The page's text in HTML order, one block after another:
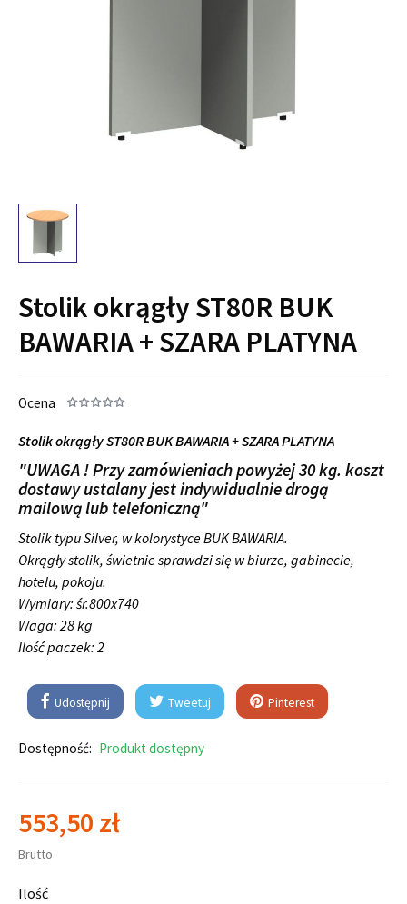
Stolik okrągły ST80R BUK
BAWARIA + SZARA PLATYNA
Ocena
Stolik okrągły ST80R BUK BAWARIA + SZARA PLATYNA
"UWAGA ! Przy zamówieniach powyżej 30 kg. koszt
dostawy ustalany jest indywidualnie drogą
mailową lub telefoniczną"
Stolik typu Silver, w kolorystyce BUK BAWARIA.
Okrągły stolik, świetnie sprawdzi się w biurze, gabinecie,
hotelu, pokoju.
Wymiary: śr.800x740
Waga: 28 kg
Ilość paczek: 2
Udostępnij Tweetuj Pinterest
Dostępność: Produkt dostępny
553,50 zł
Brutto
Ilość